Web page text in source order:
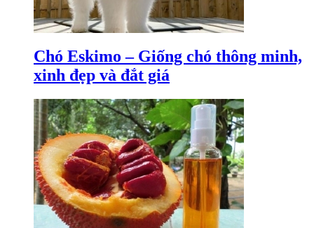
Chó Eskimo – Giống chó thông minh,
xinh đẹp và đắt giá